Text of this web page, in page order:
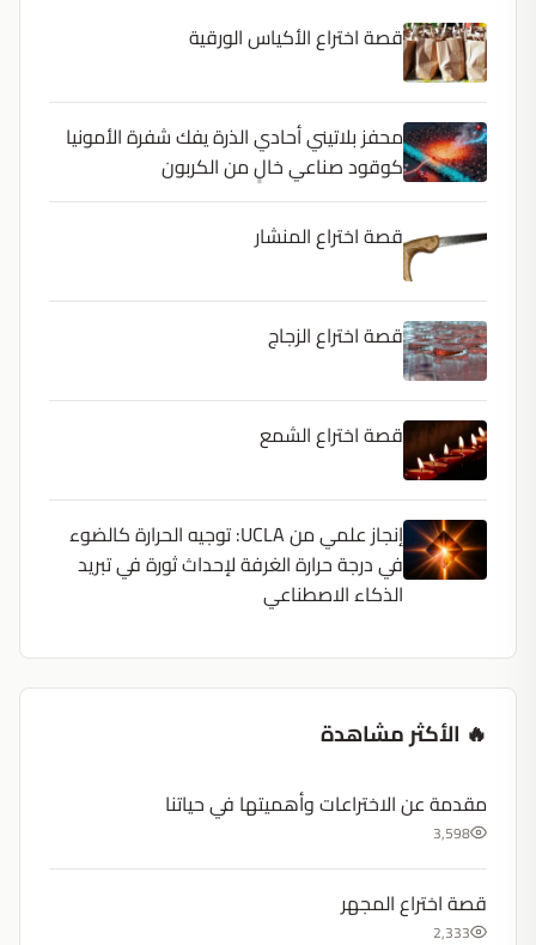
قصة اختراع الأكياس الورقية
محفز بلاتيني أحادي الذرة يفك شفرة الأمونيا
كوقود صناعي خالٍ من الكربون
قصة اختراع المنشار
قصة اختراع الزجاج
قصة اختراع الشمع
إنجاز علمي من UCLA: توجيه الحرارة كالضوء
في درجة حرارة الغرفة لإحداث ثورة في تبريد
الذكاء الاصطناعي
🔥 الأكثر مشاهدة
مقدمة عن الاختراعات وأهميتها في حياتنا
3,598
قصة اختراع المجهر
2,333